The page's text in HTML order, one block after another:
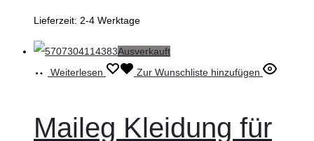
Lieferzeit: 2-4 Werktage
Ausverkauft
Weiterlesen
Zur Wunschliste hinzufügen
Maileg Kleidung für